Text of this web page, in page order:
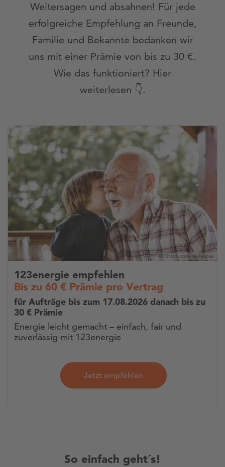
Weitersagen und absahnen! Für jede
erfolgreiche Empfehlung an Freunde,
Familie und Bekannte bedanken wir
uns mit einer Prämie von bis zu 30 €.
Wie das funktioniert? Hier
weiterlesen 👇.
123energie empfehlen
Bis zu 60 € Prämie pro Vertrag
für Aufträge bis zum 17.08.2026 danach bis zu
30 € Prämie
Energie leicht gemacht – einfach, fair und
zuverlässig mit 123energie
Jetzt empfehlen
So einfach geht´s!